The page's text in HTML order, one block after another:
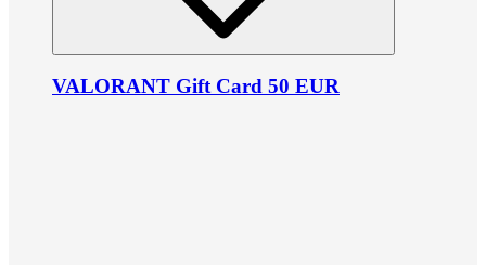
VALORANT Gift Card 50 EUR